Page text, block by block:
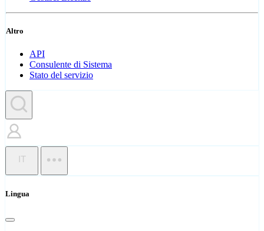
Altro
API
Consulente di Sistema
Stato del servizio
IT
Lingua